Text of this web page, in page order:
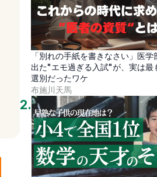
「別れの手紙を書きなさい」医学
出た"エモ過ぎる入試"が、実は最
選別だったワケ
布施川天馬
2.